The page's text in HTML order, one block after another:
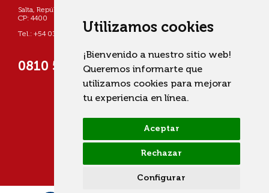
Utilizamos cookies
¡Bienvenido a nuestro sitio web!
Queremos informarte que
utilizamos cookies para mejorar
tu experiencia en línea.
Aceptar
Rechazar
Configurar
Salta, República Argentina
CP: 4400
Tel.: +54 0387 4268800
0810 555 822725 (UCASAL)